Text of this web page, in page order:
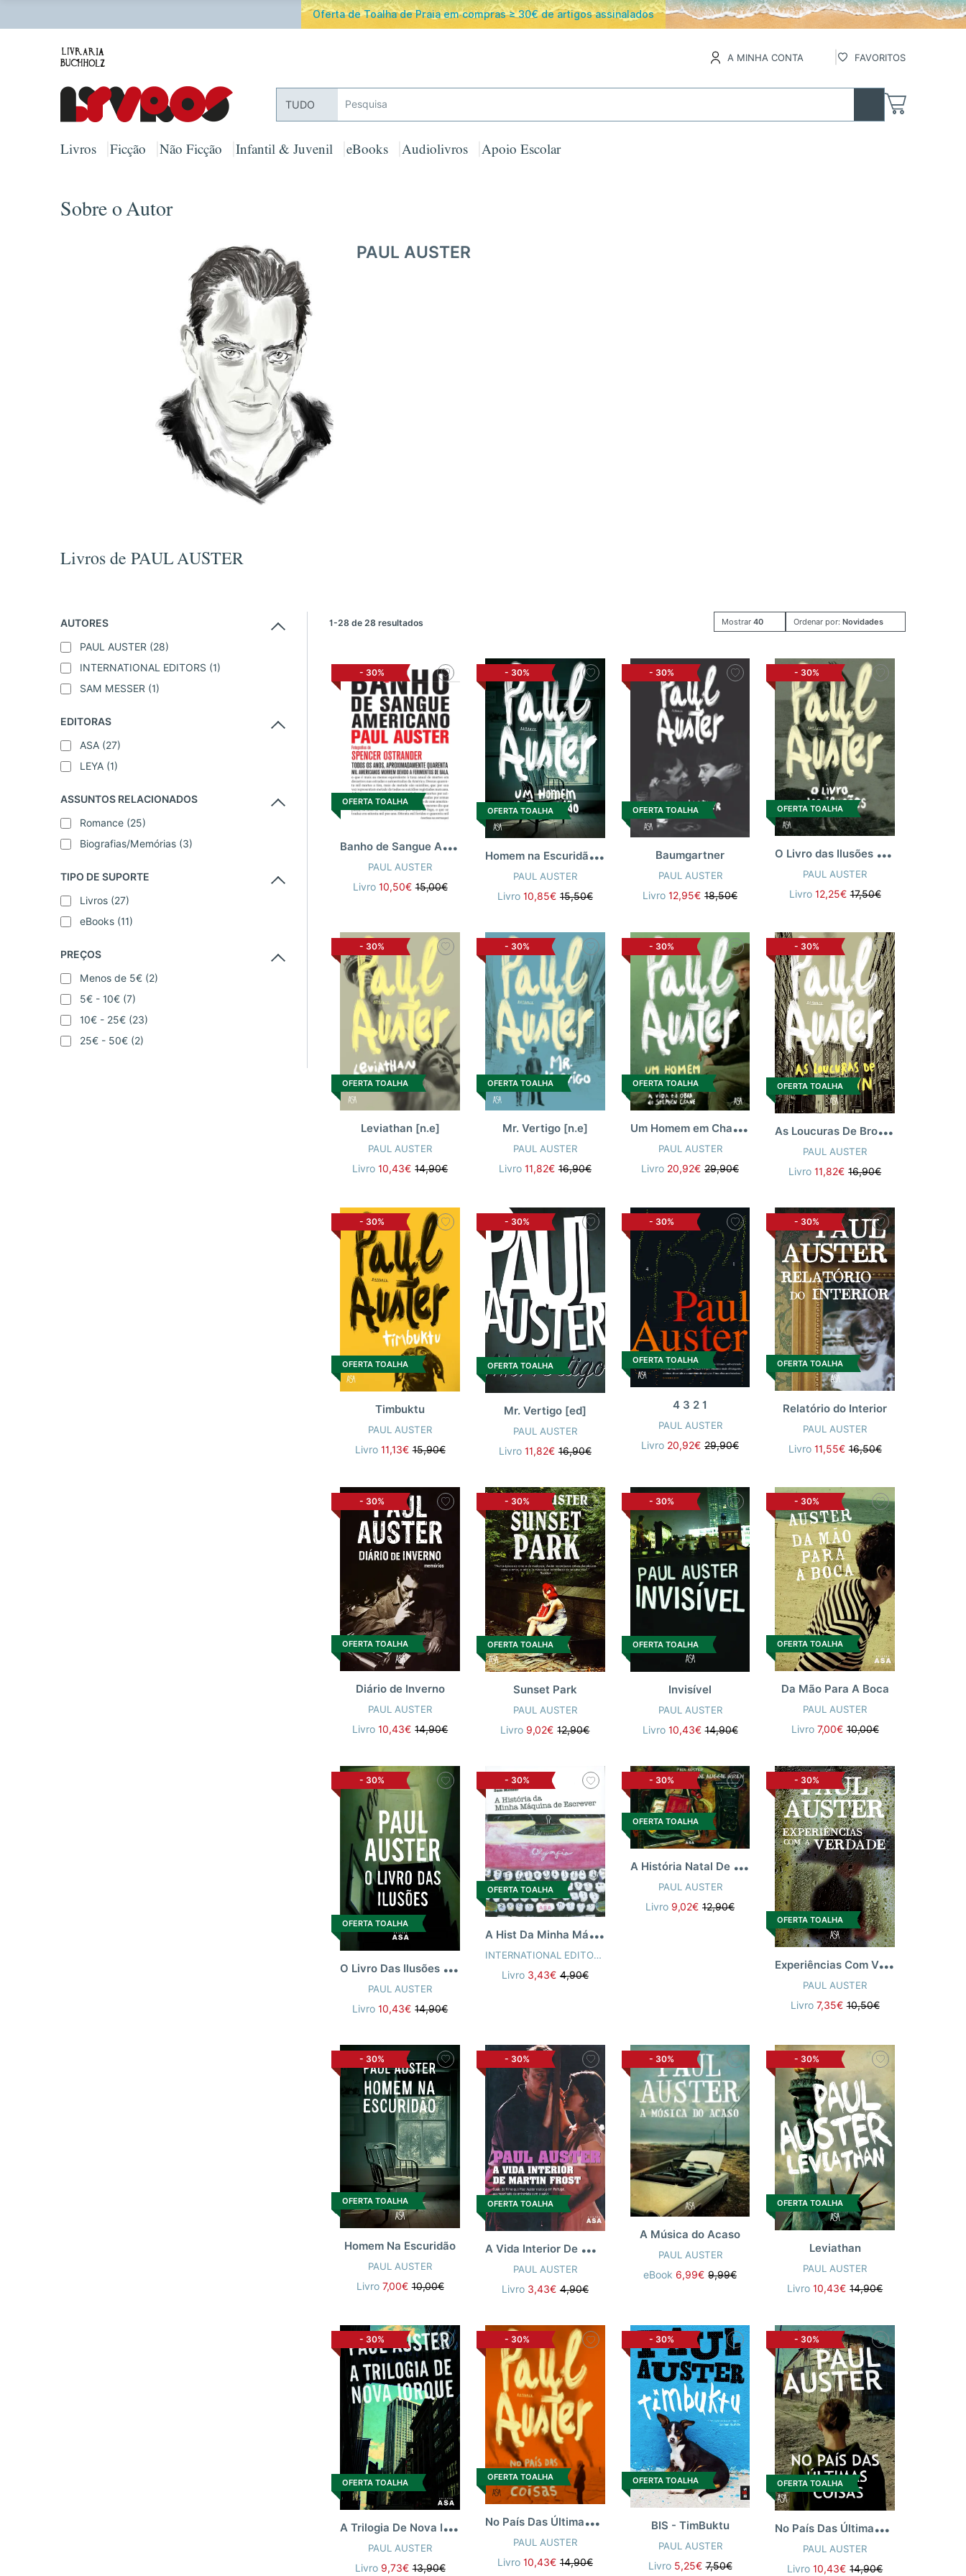
Oferta de Toalha de Praia em compras ≥ 30€ de artigos assinalados
A MINHA CONTA FAVORITOS
TUDO
Livros Ficção Não Ficção Infantil & Juvenil eBooks Audiolivros Apoio Escolar
Sobre o Autor
PAUL AUSTER
Livros de PAUL AUSTER
AUTORES
PAUL AUSTER (28)
INTERNATIONAL EDITORS (1)
SAM MESSER (1)
EDITORAS
ASA (27)
LEYA (1)
ASSUNTOS RELACIONADOS
Romance (25)
Biografias/Memórias (3)
TIPO DE SUPORTE
Livros (27)
eBooks (11)
PREÇOS
Menos de 5€ (2)
5€ - 10€ (7)
10€ - 25€ (23)
25€ - 50€ (2)
1-28 de 28 resultados Mostrar 40 Ordenar por: Novidades
- 30%
OFERTA TOALHA
B
anho de Sangue Americano
PAUL AUSTER
Livro 10,50€ 15,00€
- 30%
OFERTA TOALHA
H
omem na Escuridão (Capa Nova)
PAUL AUSTER
Livro 10,85€ 15,50€
- 30%
OFERTA TOALHA
Baumgartner
PAUL AUSTER
Livro12,95€ 18,50€
- 30%
OFERTA TOALHA
O
Livro das Ilusões [n.e]
PAUL AUSTER
Livro 12,25€ 17,50€
- 30%
OFERTA TOALHA
Leviathan [n.e]
PAUL AUSTER
Livro10,43€ 14,90€
- 30%
OFERTA TOALHA
Mr. Vertigo [n.e]
PAUL AUSTER
Livro 11,82€ 16,90€
- 30%
OFERTA TOALHA
U
m Homem em Chamas
PAUL AUSTER
Livro 20,92€ 29,90€
- 30%
OFERTA TOALHA
A
s Loucuras De Brooklyn
PAUL AUSTER
Livro11,82€ 16,90€
- 30%
OFERTA TOALHA
Timbuktu
PAUL AUSTER
Livro 11,13€ 15,90€
- 30%
OFERTA TOALHA
Mr. Vertigo [ed]
PAUL AUSTER
Livro 11,82€ 16,90€
- 30%
OFERTA TOALHA
4 3 2 1
PAUL AUSTER
Livro 20,92€ 29,90€
- 30%
OFERTA TOALHA
Relatório do Interior
PAUL AUSTER
Livro 11,55€ 16,50€
- 30%
OFERTA TOALHA
Diário de Inverno
PAUL AUSTER
Livro10,43€ 14,90€
- 30%
OFERTA TOALHA
Sunset Park
PAUL AUSTER
Livro 9,02€ 12,90€
- 30%
OFERTA TOALHA
Invisível
PAUL AUSTER
Livro 10,43€ 14,90€
- 30%
OFERTA TOALHA
Da Mão Para A Boca
PAUL AUSTER
Livro 7,00€ 10,00€
- 30%
OFERTA TOALHA
O
Livro Das Ilusões Plat
PAUL AUSTER
Livro10,43€ 14,90€
- 30%
OFERTA TOALHA
A
Hist Da Minha Máquina De Escreve
INTERNATIONAL EDITORS
Livro 3,43€ 4,90€
- 30%
OFERTA TOALHA
A
História Natal De Auggie Wren
PAUL AUSTER
Livro 9,02€ 12,90€
- 30%
OFERTA TOALHA
E
xperiências Com Verdade Plat
PAUL AUSTER
Livro 7,35€ 10,50€
- 30%
OFERTA TOALHA
Homem Na Escuridão
PAUL AUSTER
Livro 7,00€ 10,00€
- 30%
OFERTA TOALHA
A
Vida Interior De Martin Frost
PAUL AUSTER
Livro 3,43€ 4,90€
- 30%
A Música do Acaso
PAUL AUSTER
eBook 6,99€ 9,99€
- 30%
OFERTA TOALHA
Leviathan
PAUL AUSTER
Livro10,43€ 14,90€
- 30%
OFERTA TOALHA
A
Trilogia De Nova Iorque B
PAUL AUSTER
Livro 9,73€ 13,90€
- 30%
OFERTA TOALHA
N
o País Das Últimas Coisas [n.e]
PAUL AUSTER
Livro 10,43€ 14,90€
- 30%
OFERTA TOALHA
BIS - TimBuktu
PAUL AUSTER
Livro 5,25€ 7,50€
- 30%
OFERTA TOALHA
N
o País Das Últimas Coisas
PAUL AUSTER
Livro10,43€ 14,90€